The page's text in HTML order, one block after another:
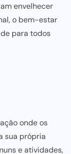
envelhecer
o bem-estar
para todos
ondeos
sua própria
e atividades,